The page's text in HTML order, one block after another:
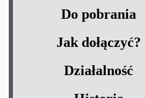
Do pobrania
Jak dołączyć?
Działalność